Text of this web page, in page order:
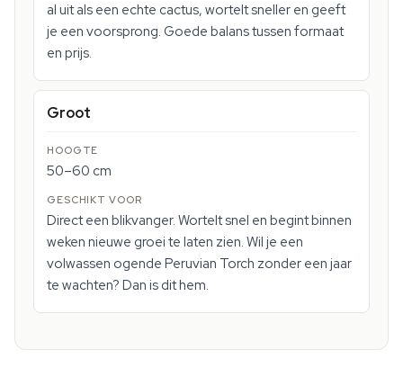
al uit als een echte cactus, wortelt sneller en geeft
je een voorsprong. Goede balans tussen formaat
en prijs.
Groot
50–60 cm
Direct een blikvanger. Wortelt snel en begint binnen
weken nieuwe groei te laten zien. Wil je een
volwassen ogende Peruvian Torch zonder een jaar
te wachten? Dan is dit hem.